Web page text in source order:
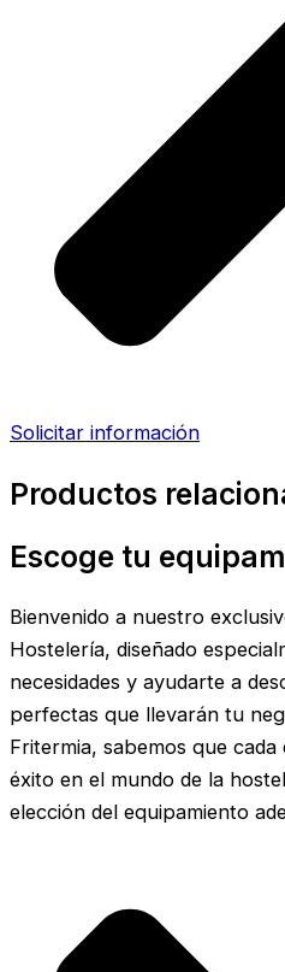
Solicitar información
Productos
Escoge tu
Bienvenido a nuestro
Hostelería, diseñado
necesidades y ayudarte a
perfectas que llevarán tu
Fritermia, sabemos que
éxito en el mundo de la
elección del equipamiento